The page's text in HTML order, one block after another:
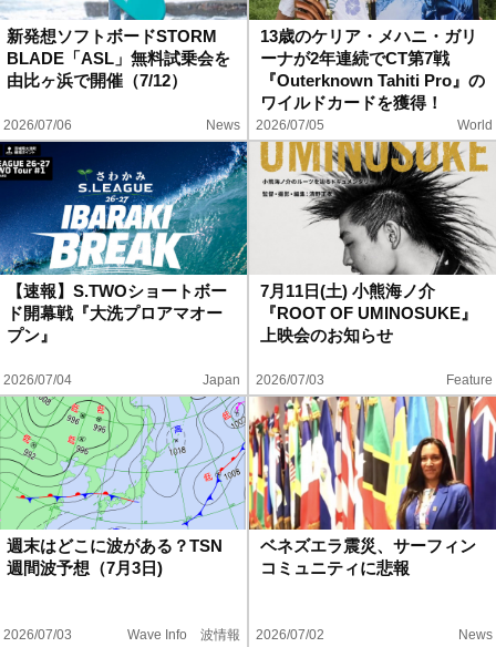
新発想ソフトボードSTORM
BLADE「ASL」無料試乗会を
由比ヶ浜で開催（7/12）
2026/07/06 News
13歳のケリア・メハニ・ガリ
ーナが2年連続でCT第7戦
『Outerknown Tahiti Pro』の
ワイルドカードを獲得！
2026/07/05 World
【速報】S.TWOショートボー
ド開幕戦『大洗プロアマオー
プン』
2026/07/04 Japan
7月11日(土) 小熊海ノ介
『ROOT OF UMINOSUKE』
上映会のお知らせ
2026/07/03 Feature
週末はどこに波がある？TSN
週間波予想（7月3日)
2026/07/03 Wave Info 波情報
ベネズエラ震災、サーフィン
コミュニティに悲報
2026/07/02 News